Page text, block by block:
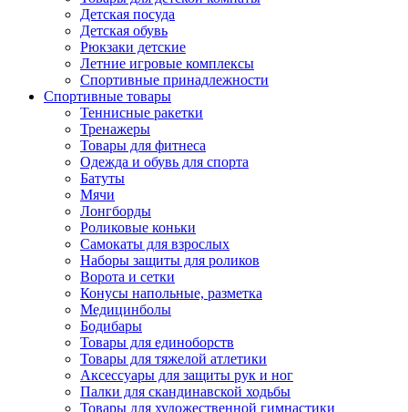
Детская посуда
Детская обувь
Рюкзаки детские
Летние игровые комплексы
Спортивные принадлежности
Спортивные товары
Теннисные ракетки
Тренажеры
Товары для фитнеса
Одежда и обувь для спорта
Батуты
Мячи
Лонгборды
Роликовые коньки
Самокаты для взрослых
Наборы защиты для роликов
Ворота и сетки
Конусы напольные, разметка
Медицинболы
Бодибары
Товары для единоборств
Товары для тяжелой атлетики
Аксессуары для защиты рук и ног
Палки для скандинавской ходьбы
Товары для художественной гимнастики